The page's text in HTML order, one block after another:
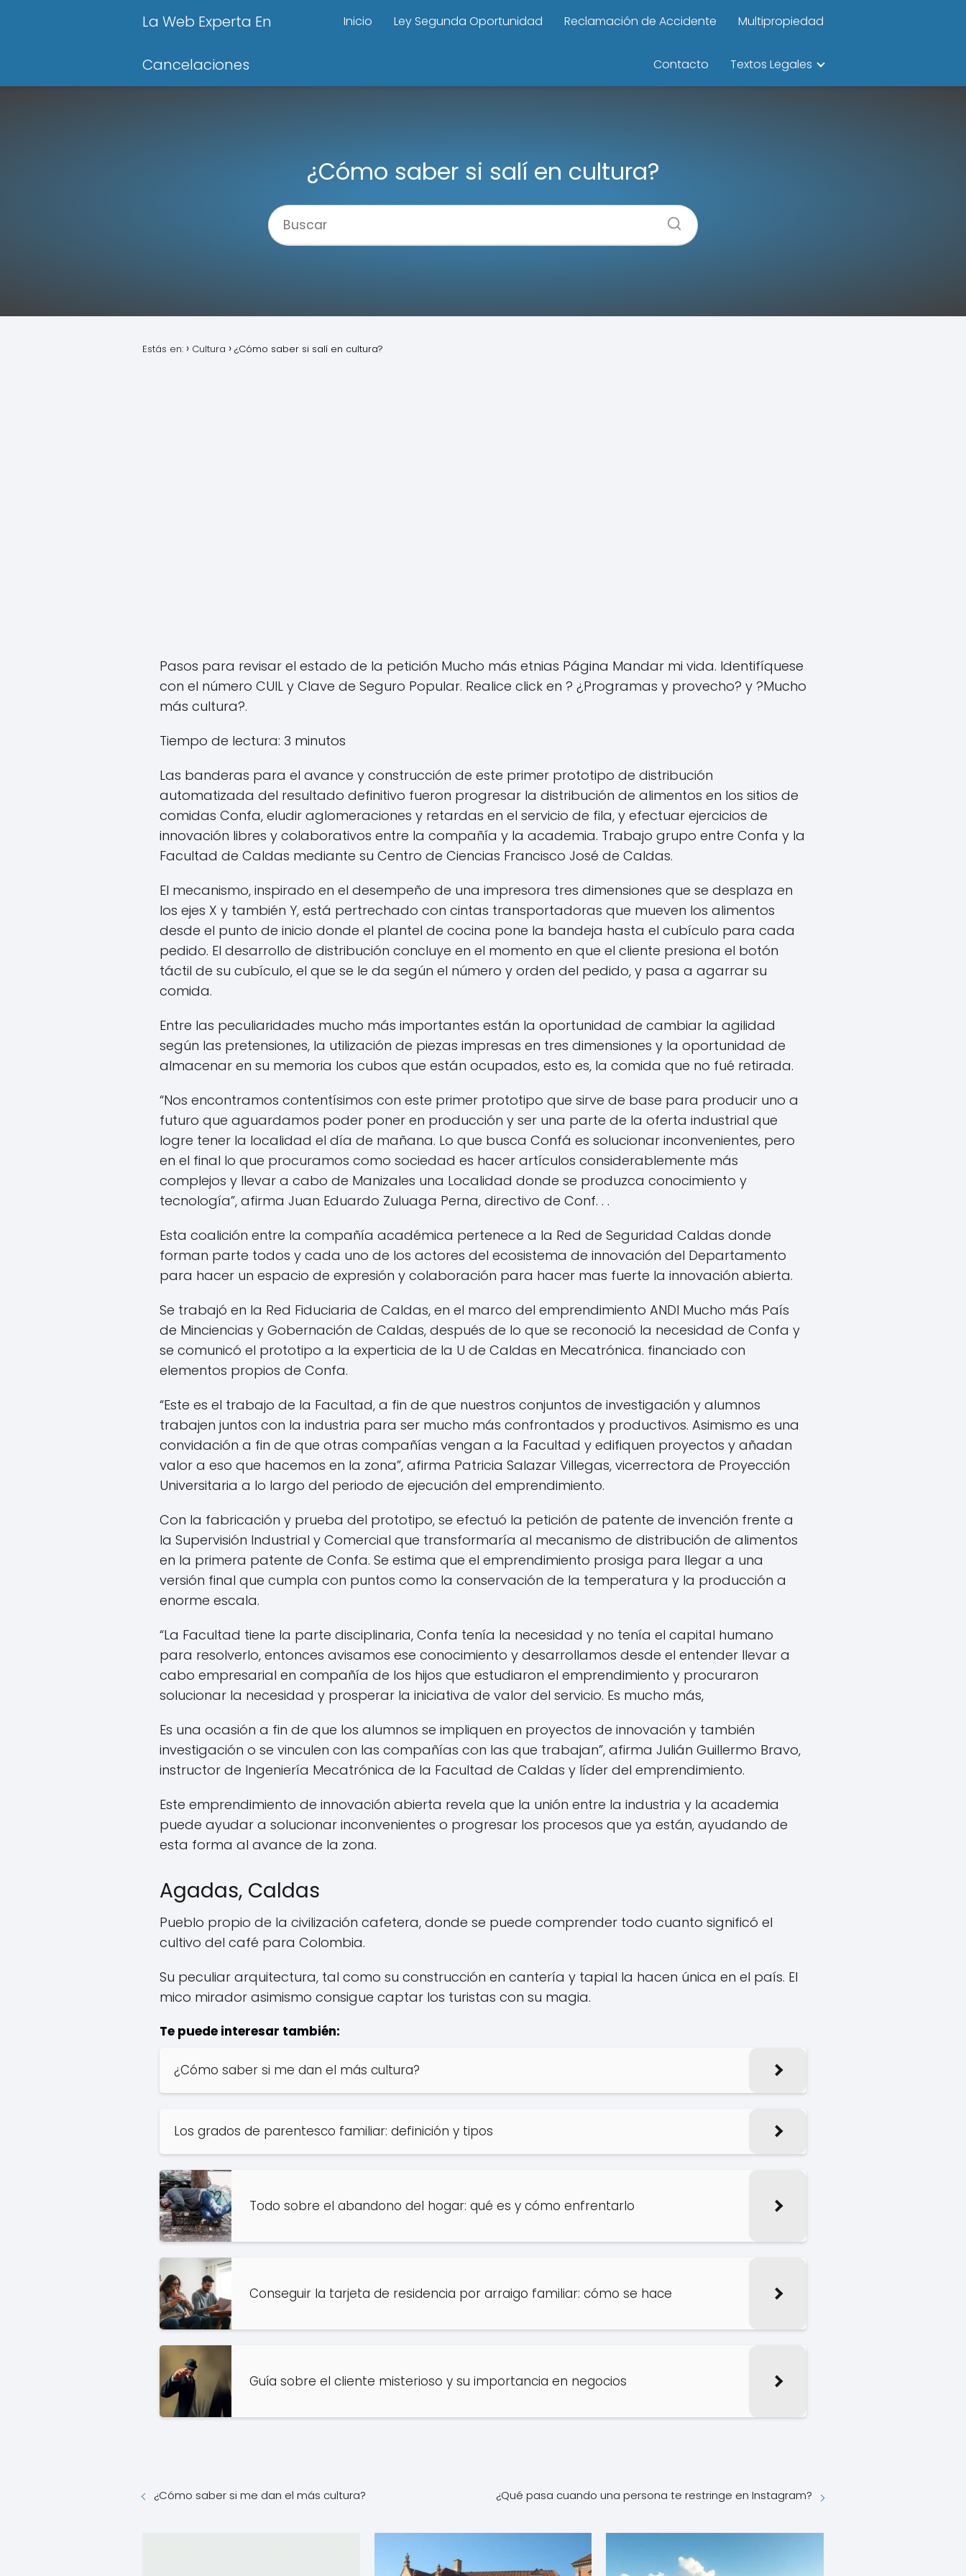
La Web Experta En
Cancelaciones
Inicio Ley Segunda Oportunidad Reclamación de Accidente Multipropiedad
Contacto Textos Legales
¿Cómo saber si salí en cultura?
Estás en: Cultura ¿Cómo saber si salí en cultura?
Pasos para revisar el estado de la petición Mucho más etnias Página Mandar mi vida. Identifíquese
con el número CUIL y Clave de Seguro Popular. Realice click en ? ¿Programas y provecho? y ?Mucho
más cultura?.
Tiempo de lectura: 3 minutos
Las banderas para el avance y construcción de este primer prototipo de distribución
automatizada del resultado definitivo fueron progresar la distribución de alimentos en los sitios de
comidas Confa, eludir aglomeraciones y retardas en el servicio de fila, y efectuar ejercicios de
innovación libres y colaborativos entre la compañía y la academia. Trabajo grupo entre Confa y la
Facultad de Caldas mediante su Centro de Ciencias Francisco José de Caldas.
El mecanismo, inspirado en el desempeño de una impresora tres dimensiones que se desplaza en
los ejes X y también Y, está pertrechado con cintas transportadoras que mueven los alimentos
desde el punto de inicio donde el plantel de cocina pone la bandeja hasta el cubículo para cada
pedido. El desarrollo de distribución concluye en el momento en que el cliente presiona el botón
táctil de su cubículo, el que se le da según el número y orden del pedido, y pasa a agarrar su
comida.
Entre las peculiaridades mucho más importantes están la oportunidad de cambiar la agilidad
según las pretensiones, la utilización de piezas impresas en tres dimensiones y la oportunidad de
almacenar en su memoria los cubos que están ocupados, esto es, la comida que no fué retirada.
“Nos encontramos contentísimos con este primer prototipo que sirve de base para producir uno a
futuro que aguardamos poder poner en producción y ser una parte de la oferta industrial que
logre tener la localidad el día de mañana. Lo que busca Confá es solucionar inconvenientes, pero
en el final lo que procuramos como sociedad es hacer artículos considerablemente más
complejos y llevar a cabo de Manizales una Localidad donde se produzca conocimiento y
tecnología”, afirma Juan Eduardo Zuluaga Perna, directivo de Conf. . .
Esta coalición entre la compañía académica pertenece a la Red de Seguridad Caldas donde
forman parte todos y cada uno de los actores del ecosistema de innovación del Departamento
para hacer un espacio de expresión y colaboración para hacer mas fuerte la innovación abierta.
Se trabajó en la Red Fiduciaria de Caldas, en el marco del emprendimiento ANDI Mucho más País
de Minciencias y Gobernación de Caldas, después de lo que se reconoció la necesidad de Confa y
se comunicó el prototipo a la experticia de la U de Caldas en Mecatrónica. financiado con
elementos propios de Confa.
“Este es el trabajo de la Facultad, a fin de que nuestros conjuntos de investigación y alumnos
trabajen juntos con la industria para ser mucho más confrontados y productivos. Asimismo es una
convidación a fin de que otras compañías vengan a la Facultad y edifiquen proyectos y añadan
valor a eso que hacemos en la zona”, afirma Patricia Salazar Villegas, vicerrectora de Proyección
Universitaria a lo largo del periodo de ejecución del emprendimiento.
Con la fabricación y prueba del prototipo, se efectuó la petición de patente de invención frente a
la Supervisión Industrial y Comercial que transformaría al mecanismo de distribución de alimentos
en la primera patente de Confa. Se estima que el emprendimiento prosiga para llegar a una
versión final que cumpla con puntos como la conservación de la temperatura y la producción a
enorme escala.
“La Facultad tiene la parte disciplinaria, Confa tenía la necesidad y no tenía el capital humano
para resolverlo, entonces avisamos ese conocimiento y desarrollamos desde el entender llevar a
cabo empresarial en compañía de los hijos que estudiaron el emprendimiento y procuraron
solucionar la necesidad y prosperar la iniciativa de valor del servicio. Es mucho más,
Es una ocasión a fin de que los alumnos se impliquen en proyectos de innovación y también
investigación o se vinculen con las compañías con las que trabajan”, afirma Julián Guillermo Bravo,
instructor de Ingeniería Mecatrónica de la Facultad de Caldas y líder del emprendimiento.
Este emprendimiento de innovación abierta revela que la unión entre la industria y la academia
puede ayudar a solucionar inconvenientes o progresar los procesos que ya están, ayudando de
esta forma al avance de la zona.
Agadas, Caldas
Pueblo propio de la civilización cafetera, donde se puede comprender todo cuanto significó el
cultivo del café para Colombia.
Su peculiar arquitectura, tal como su construcción en cantería y tapial la hacen única en el país. El
mico mirador asimismo consigue captar los turistas con su magia.
Te puede interesar también:
¿Cómo saber si me dan el más cultura?
Los grados de parentesco familiar: definición y tipos
Todo sobre el abandono del hogar: qué es y cómo enfrentarlo
Conseguir la tarjeta de residencia por arraigo familiar: cómo se hace
Guía sobre el cliente misterioso y su importancia en negocios
¿Cómo saber si me dan el más cultura? ¿Qué pasa cuando una persona te restringe en Instagram?